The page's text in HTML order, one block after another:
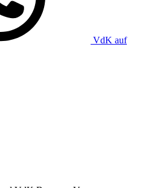
VdK auf